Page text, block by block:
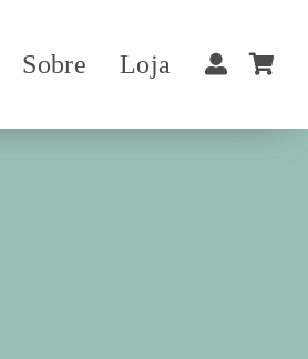
Sobre Loja